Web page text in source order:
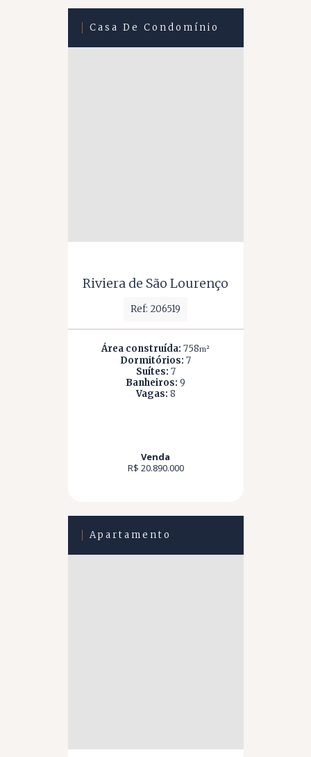
Casa De Condomínio
Riviera de São Lourenço
Ref: 206519
Área construída: 758m²
Dormitórios: 7
Suítes: 7
Banheiros: 9
Vagas: 8
Venda
R$ 20.890.000
Apartamento